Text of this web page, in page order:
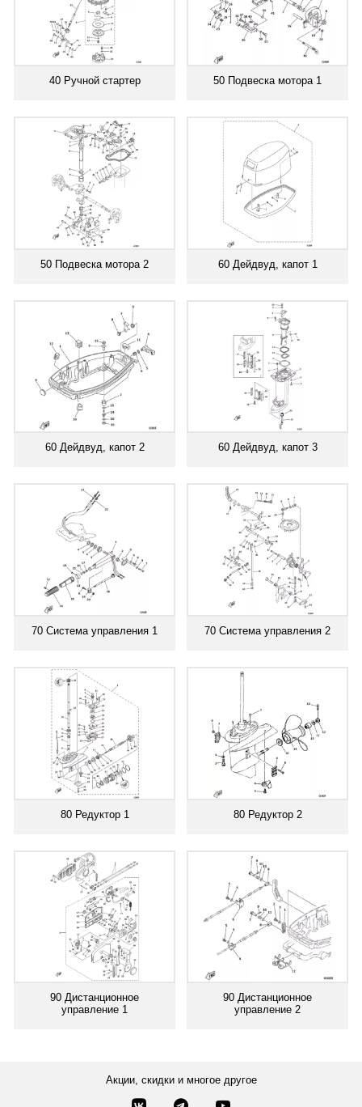
40 Ручной стартер 50 Подвеска мотора 1
50 Подвеска мотора 2 60 Дейдвуд, капот 1
60 Дейдвуд, капот 2 60 Дейдвуд, капот 3
70 Система управления 1 70 Система управления 2
80 Редуктор 1 80 Редуктор 2
90 Дистанционное
управление 1
90 Дистанционное
управление 2
Акции, скидки и многое другое